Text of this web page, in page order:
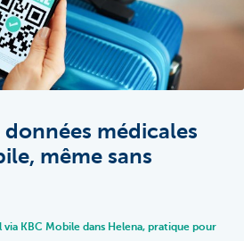
données médicales
même sans
KBC Mobile dans Helena, pratique pour